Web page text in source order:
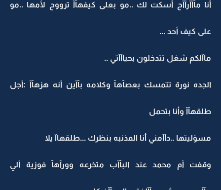
أنا مآآآرآآح أسكت لك ..مو بعلى كيفهآآ ترووح لأمها ..مو
على كيف أحد ...
مآآلكم شغل تتدخلون بحيآآآتي ..
الجده نورة تتمسك بعصآهآ وكلامه بآآين أنه هزهآآ :أجل
طلقهآآ وأنا بتحمل
مسؤليتها ..دآآمني أنآ المذنبه بنظرك ...طلقهآآ يلا
وقفت أم محمد عند البآآب متخرعه وورآهآ فوزية ألي